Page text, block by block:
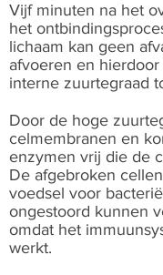
Vijf minuten na het
het
lichaam kan geen
afvoeren en
interne zuurtegraad
Door de hoge
celmembranen en
enzymen vrij die de
De afgebroken
voedsel voor
ongestoord kunnen
omdat het
werkt.